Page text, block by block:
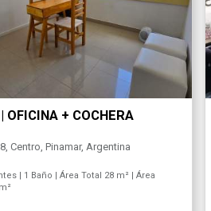
OFICINA + COCHERA
Centro, Pinamar, Argentina
| 1 Baño | Área Total 28 m² | Área